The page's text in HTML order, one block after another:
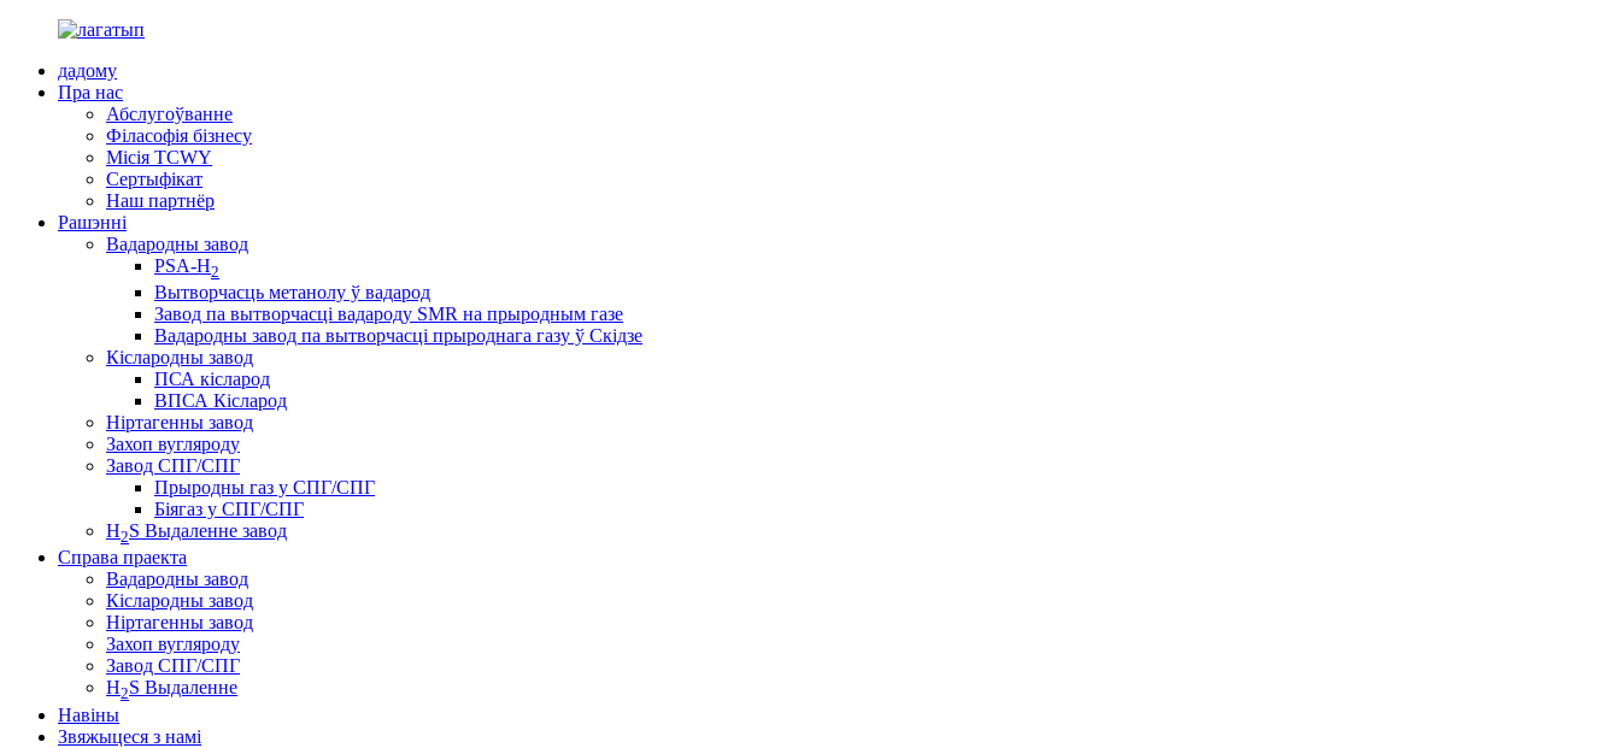
дадому
Пра нас
Абслугоўванне
Філасофія бізнесу
Місія TCWY
Сертыфікат
Наш партнёр
Рашэнні
Вадародны завод
PSA-H2
Вытворчасць метанолу ў вадарод
Завод па вытворчасці вадароду SMR на прыродным газе
Вадародны завод па вытворчасці прыроднага газу ў Скідзе
Кіслародны завод
ПСА кісларод
ВПСА Кісларод
Ніртагенны завод
Захоп вугляроду
Завод СПГ/СПГ
Прыродны газ у СПГ/СПГ
Біягаз у СПГ/СПГ
H2S Выдаленне завод
Справа праекта
Вадародны завод
Кіслародны завод
Ніртагенны завод
Захоп вугляроду
Завод СПГ/СПГ
H2S Выдаленне
Навіны
Звяжыцеся з намі